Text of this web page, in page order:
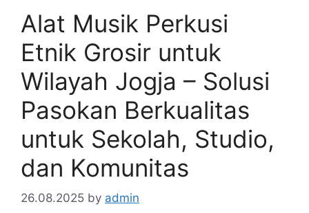
Alat Musik Perkusi
Etnik Grosir untuk
Wilayah Jogja – Solusi
Pasokan Berkualitas
untuk Sekolah, Studio,
dan Komunitas
26.08.2025 by admin